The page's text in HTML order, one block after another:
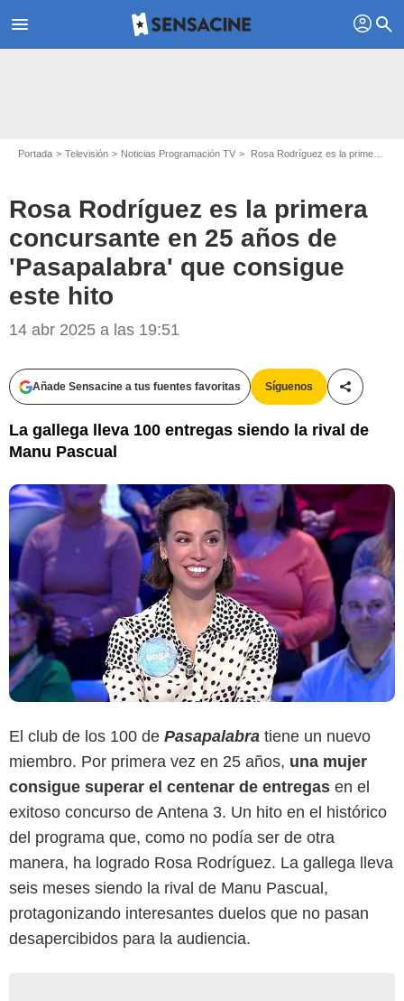
menu profil search
Portada Televisión Noticias Programación TV Rosa Rodríguez es la primera concursante en 25 años de 'Pasapalabra' que consigue este hito
Rosa Rodríguez es la primera
concursante en 25 años de
'Pasapalabra' que consigue
este hito
14 abr 2025 a las 19:51
Añade Sensacine a tus fuentes favoritas Síguenos
La gallega lleva 100 entregas siendo la rival de
Manu Pascual
Atresmedia
El club de los 100 de Pasapalabra tiene un nuevo
miembro. Por primera vez en 25 años, una mujer
consigue superar el centenar de entregas en el
exitoso concurso de Antena 3. Un hito en el histórico
del programa que, como no podía ser de otra
manera, ha logrado Rosa Rodríguez. La gallega lleva
seis meses siendo la rival de Manu Pascual,
protagonizando interesantes duelos que no pasan
desapercibidos para la audiencia.